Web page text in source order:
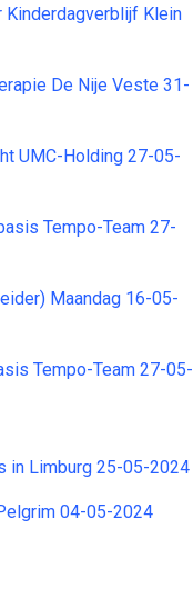
Klein
De Nije Veste 31-
UMC-Holding 27-05-
Tempo-Team 27-
Maandag 16-05-
Tempo-Team 27-05-
in Limburg 25-05-2024
04-05-2024